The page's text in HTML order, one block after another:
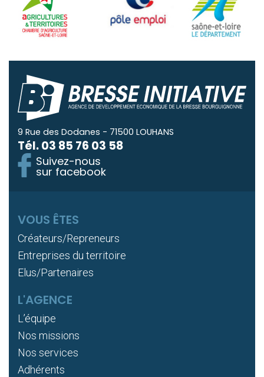
9 Rue des Dodanes - 71500 LOUHANS
Tél.03 85 76 03 58
Suivez-nous
sur facebook
VOUS ÊTES
Créateurs/Repreneurs
Entreprises du territoire
Elus/Partenaires
L'AGENCE
L’équipe
Nos missions
Nos services
Adhérents